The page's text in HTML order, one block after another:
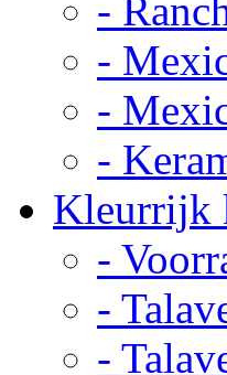
-
-
-
-
Kleurrijk
-
-
-